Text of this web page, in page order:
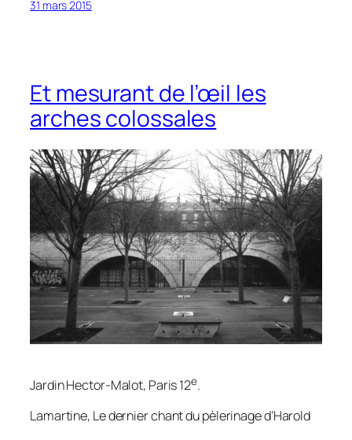
31 mars 2015
Et mesurant de l’œil les
arches colossales
Jardin Hector-Malot, Paris 12e.
Lamartine, Le dernier chant du pèlerinage d’Harold